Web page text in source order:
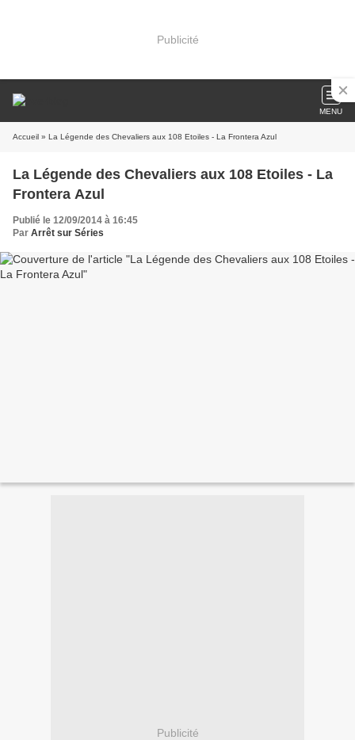
Publicité
MENU
Accueil » La Légende des Chevaliers aux 108 Etoiles - La Frontera Azul
La Légende des Chevaliers aux 108 Etoiles - La
Frontera Azul
Publié le 12/09/2014 à 16:45
Par Arrêt sur Séries
Publicité